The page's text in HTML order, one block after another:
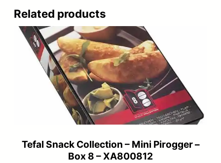
Related products
Tefal Snack Collection – Mini Pirogger –
Box 8 – XA800812